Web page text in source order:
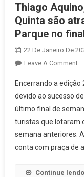
Thiago
Quinta são
Parque no
22 De Janeiro De
Leave A CommentOn
E
Encerrando a
devido ao sucesso
último final de
turistas que lotaram
semana anteriores.
conta com praça de
Continue lendo